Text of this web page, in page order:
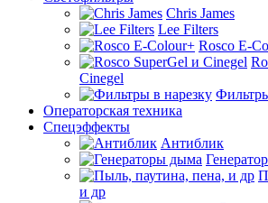
Chris James
Lee Filters
Rosco E-
Cinegel
Операторская техника
Спецэффекты
Антиблик
и др